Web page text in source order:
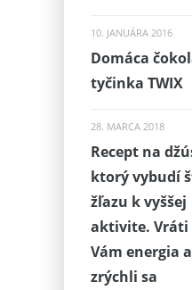
10. JANUÁRA 2016
Domáca
tyčinka TWIX
28. MARCA 2018
Recept na
ktorý vybudí
žľazu k vyššej
aktivite. Vráti
Vám energia a
zrýchli sa